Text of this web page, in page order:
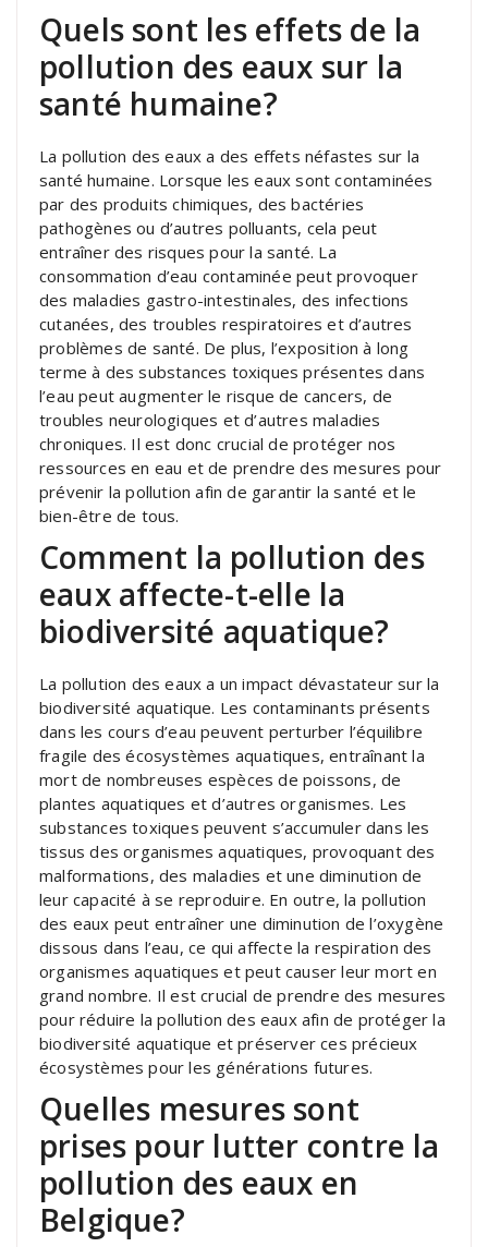
Quels sont les effets de la
pollution des eaux sur la
santé humaine?
La pollution des eaux a des effets néfastes sur la
santé humaine. Lorsque les eaux sont contaminées
par des produits chimiques, des bactéries
pathogènes ou d’autres polluants, cela peut
entraîner des risques pour la santé. La
consommation d’eau contaminée peut provoquer
des maladies gastro-intestinales, des infections
cutanées, des troubles respiratoires et d’autres
problèmes de santé. De plus, l’exposition à long
terme à des substances toxiques présentes dans
l’eau peut augmenter le risque de cancers, de
troubles neurologiques et d’autres maladies
chroniques. Il est donc crucial de protéger nos
ressources en eau et de prendre des mesures pour
prévenir la pollution afin de garantir la santé et le
bien-être de tous.
Comment la pollution des
eaux affecte-t-elle la
biodiversité aquatique?
La pollution des eaux a un impact dévastateur sur la
biodiversité aquatique. Les contaminants présents
dans les cours d’eau peuvent perturber l’équilibre
fragile des écosystèmes aquatiques, entraînant la
mort de nombreuses espèces de poissons, de
plantes aquatiques et d’autres organismes. Les
substances toxiques peuvent s’accumuler dans les
tissus des organismes aquatiques, provoquant des
malformations, des maladies et une diminution de
leur capacité à se reproduire. En outre, la pollution
des eaux peut entraîner une diminution de l’oxygène
dissous dans l’eau, ce qui affecte la respiration des
organismes aquatiques et peut causer leur mort en
grand nombre. Il est crucial de prendre des mesures
pour réduire la pollution des eaux afin de protéger la
biodiversité aquatique et préserver ces précieux
écosystèmes pour les générations futures.
Quelles mesures sont
prises pour lutter contre la
pollution des eaux en
Belgique?